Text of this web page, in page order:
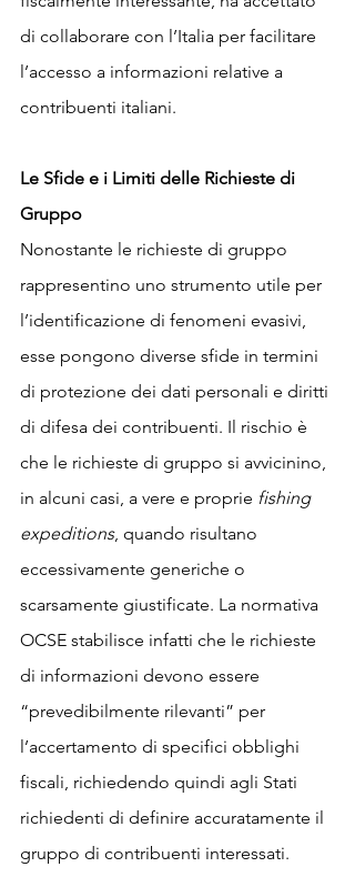
di collaborare con l’Italia per facilitare
l’accesso a informazioni relative a
contribuenti italiani.
Le Sfide e i Limiti delle Richieste di
Gruppo
Nonostante le richieste di gruppo
rappresentino uno strumento utile per
l’identificazione di fenomeni evasivi,
esse pongono diverse sfide in termini
di protezione dei dati personali e diritti
di difesa dei contribuenti. Il rischio è
che le richieste di gruppo si avvicinino,
in alcuni casi, a vere e proprie fishing
expeditions, quando risultano
eccessivamente generiche o
scarsamente giustificate. La normativa
OCSE stabilisce infatti che le richieste
di informazioni devono essere
“prevedibilmente rilevanti” per
l’accertamento di specifici obblighi
fiscali, richiedendo quindi agli Stati
richiedenti di definire accuratamente il
gruppo di contribuenti interessati.